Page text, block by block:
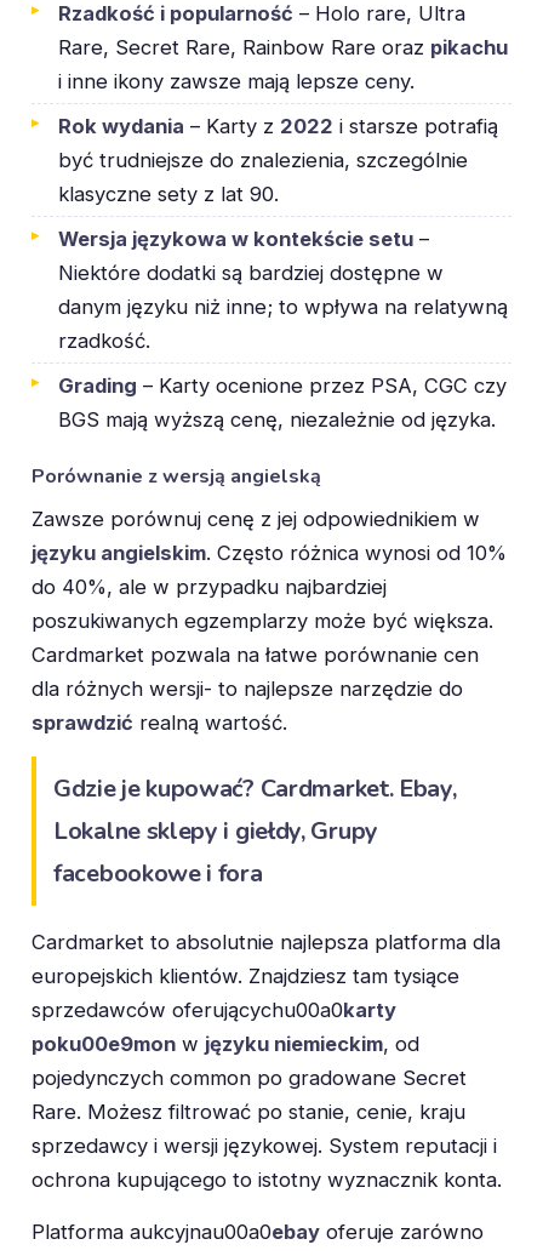
Rzadkość i popularność – Holo rare, Ultra
Rare, Secret Rare, Rainbow Rare oraz pikachu
i inne ikony zawsze mają lepsze ceny.
Rok wydania – Karty z 2022 i starsze potrafią
być trudniejsze do znalezienia, szczególnie
klasyczne sety z lat 90.
Wersja językowa w kontekście setu –
Niektóre dodatki są bardziej dostępne w
danym języku niż inne; to wpływa na relatywną
rzadkość.
Grading – Karty ocenione przez PSA, CGC czy
BGS mają wyższą cenę, niezależnie od języka.
Porównanie z wersją angielską
Zawsze porównuj cenę z jej odpowiednikiem w
języku angielskim. Często różnica wynosi od 10%
do 40%, ale w przypadku najbardziej
poszukiwanych egzemplarzy może być większa.
Cardmarket pozwala na łatwe porównanie cen
dla różnych wersji- to najlepsze narzędzie do
sprawdzić realną wartość.
Gdzie je kupować? Cardmarket. Ebay,
Lokalne sklepy i giełdy, Grupy
facebookowe i fora
Cardmarket to absolutnie najlepsza platforma dla
europejskich klientów. Znajdziesz tam tysiące
sprzedawców oferującychu00a0karty
poku00e9mon w języku niemieckim, od
pojedynczych common po gradowane Secret
Rare. Możesz filtrować po stanie, cenie, kraju
sprzedawcy i wersji językowej. System reputacji i
ochrona kupującego to istotny wyznacznik konta.
Platforma aukcyjnau00a0ebay oferuje zarówno